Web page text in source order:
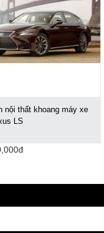
nội thất khoang máy xe
LS